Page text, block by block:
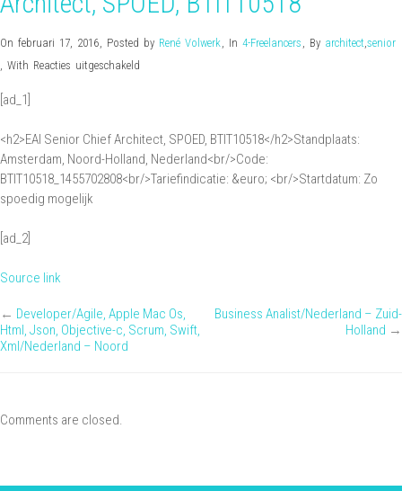
On februari 17, 2016, Posted by René Volwerk, In 4-Freelancers , By architect,senior
, With Reacties uitgeschakeld
Ontwerp:
EAI
Senior
[ad_1]
<h2>EAI Senior Chief Architect, SPOED, BTIT10518</h2>Standplaats:
Amsterdam, Noord-Holland, Nederland<br/>Code:
BTIT10518_1455702808<br/>Tariefindicatie: &euro; <br/>Startdatum: Zo
spoedig mogelijk
[ad_2]
Source link
← Developer/Agile, Apple Mac Os,
Html, Json, Objective-c, Scrum, Swift,
Xml/Nederland – Noord
Business Analist/Nederland – Zuid-
Holland →
Comments are closed.